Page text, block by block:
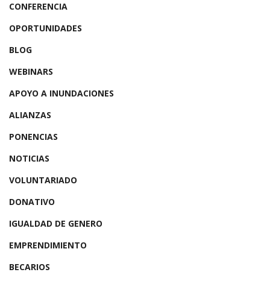
CONFERENCIA
OPORTUNIDADES
BLOG
WEBINARS
APOYO A INUNDACIONES
ALIANZAS
PONENCIAS
NOTICIAS
VOLUNTARIADO
DONATIVO
IGUALDAD DE GENERO
EMPRENDIMIENTO
BECARIOS